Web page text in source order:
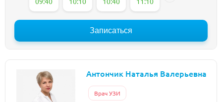
Записаться
Антончик Наталья Валерьевна
Врач УЗИ